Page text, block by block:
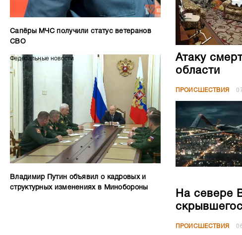
Сапёры МЧС получили статус ветеранов
СВО
Федеральные новости
Владимир Путин объявил о кадровых и
структурных изменениях в Минобороны
Атаку
области
ПРОИСШЕСТВИЯ
На севере
ПРОИСШЕСТВИЯ